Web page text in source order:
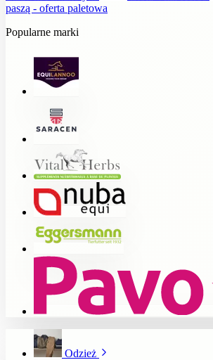
paszą - oferta paletowa
Popularne marki
Odzież